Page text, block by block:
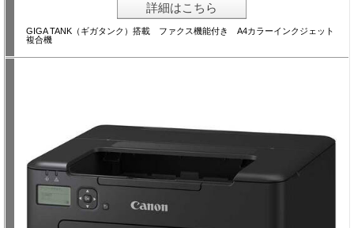
詳細はこちら
GIGA TANK（ギガタンク）搭載 ファクス機能付き A4カラーインクジェット
複合機